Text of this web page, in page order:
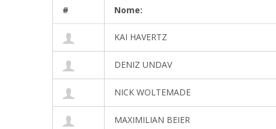
# Nome:
KAI HAVERTZ
DENIZ UNDAV
NICK WOLTEMADE
MAXIMILIAN BEIER